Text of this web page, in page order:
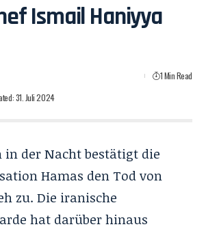
Ismail Haniyya
31. Juli 2024
1 Min Read
der Nacht bestätigt die
Hamas den Tod von
zu. Die iranische
hat darüber hinaus